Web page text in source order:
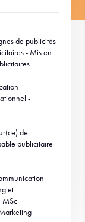
de publicités
- Mis en
-
-
de
publicitaire -
et
MSc